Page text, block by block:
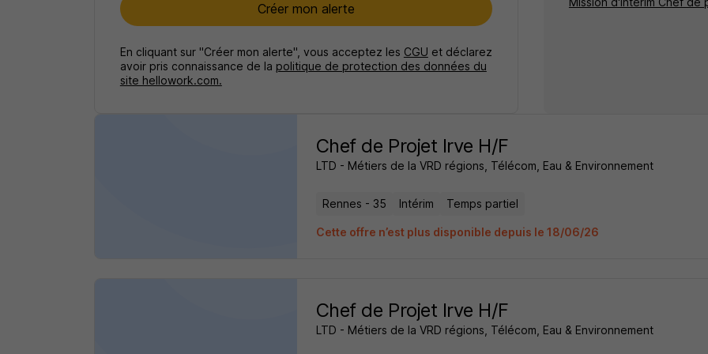
Créer mon alerte
En cliquant sur "Créer mon alerte", vous acceptez les CGU et déclarez
avoir pris connaissance de la politique de protection des données du
site hellowork.com.
Chef de Projet Irve H/F
LTD - Métiers de la VRD régions, Télécom, Eau & Environnement
Rennes - 35 Intérim Temps partiel
Cette offre n’est plus disponible depuis le 18/06/26
Chef de Projet Irve H/F
LTD - Métiers de la VRD régions, Télécom, Eau & Environnement